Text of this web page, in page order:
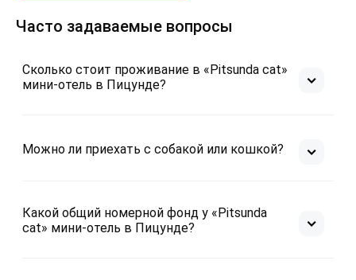
Часто задаваемые вопросы
Сколько стоит проживание в «Pitsunda cat»
мини-отель в Пицунде?
Можно ли приехать с собакой или кошкой?
Какой общий номерной фонд у «Pitsunda
cat» мини-отель в Пицунде?